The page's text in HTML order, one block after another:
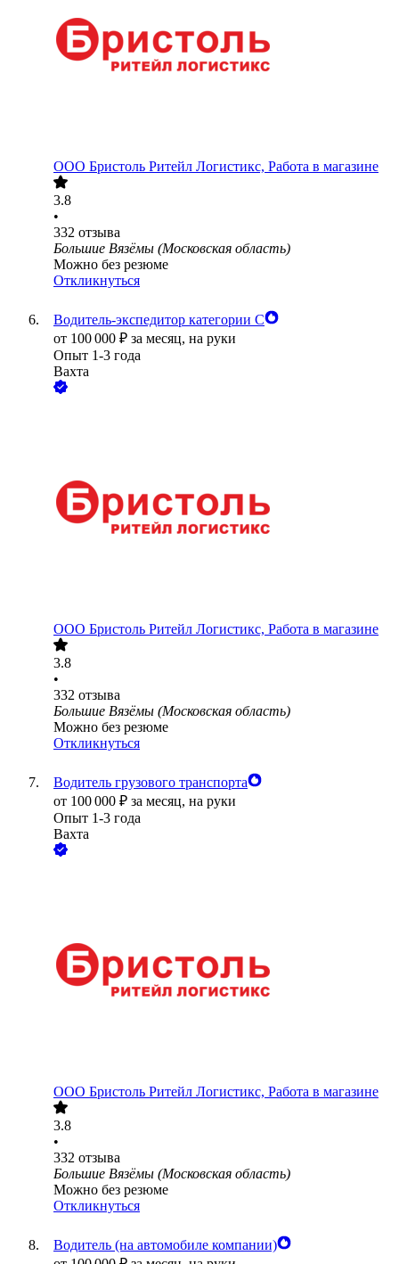
ООО Бристоль Ритейл Логистикс, Работа в магазине
3.8
•
332 отзыва
Большие Вязёмы (Московская область)
Можно без резюме
Откликнуться
Водитель-экспедитор категории С
от 100 000 ₽ за месяц, на руки
Опыт 1-3 года
Вахта
ООО Бристоль Ритейл Логистикс, Работа в магазине
3.8
•
332 отзыва
Большие Вязёмы (Московская область)
Можно без резюме
Откликнуться
Водитель грузового транспорта
от 100 000 ₽ за месяц, на руки
Опыт 1-3 года
Вахта
ООО Бристоль Ритейл Логистикс, Работа в магазине
3.8
•
332 отзыва
Большие Вязёмы (Московская область)
Можно без резюме
Откликнуться
Водитель (на автомобиле компании)